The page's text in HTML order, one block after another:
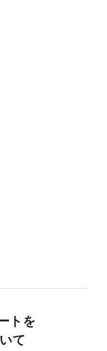
トを
て